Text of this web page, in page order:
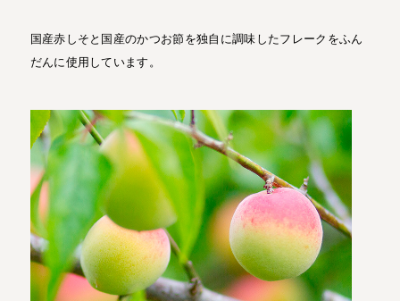
国産赤しそと国産のかつお節を独自に調味したフレークをふん
だんに使用しています。